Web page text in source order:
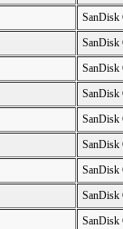
SanDisk
SanDisk
SanDisk
SanDisk
SanDisk
SanDisk
SanDisk
SanDisk
SanDisk